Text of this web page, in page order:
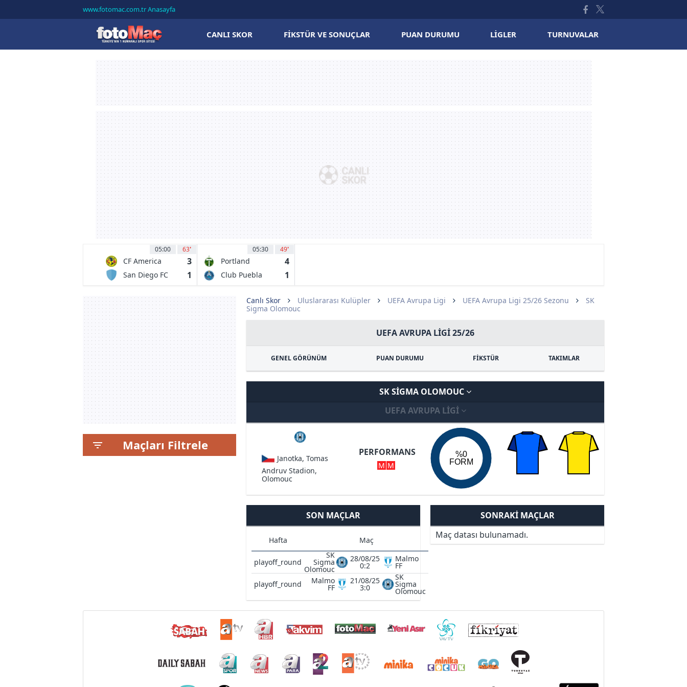
www.fotomac.com.tr Anasayfa
CANLI SKOR FIKSTÜR VE SONUÇLAR PUAN DURUMU LIGLER TURNUVALAR
05:00 63'
CF America 3
San Diego FC 1
05:30 49'
Portland
Timbers
4
Club Puebla 1
Maçları Filtrele
Canlı Skor Uluslararası Kulüpler UEFA Avrupa Ligi UEFA Avrupa Ligi 25/26 Sezonu
SK
Sigma Olomouc
UEFA AVRUPA LIGI 25/26
GENEL GÖRÜNÜM PUAN DURUMU FİKSTÜR TAKIMLAR
SK SIGMA OLOMOUC
UEFA AVRUPA LIGI
Janotka, Tomas
Andruv Stadion,
Olomouc
PERFORMANS
M M
%0
FORM
SON MAÇLAR
Hafta Maç
playoff_round
SK
Sigma
Olomouc
28/08/25
0:2
Malmo
FF
playoff_round
Malmo
FF
21/08/25
3:0
SK
Sigma
Olomouc
SONRAKI MAÇLAR
Maç datası bulunamadı.